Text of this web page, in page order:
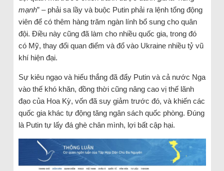
mạnh” – phải sa lầy và buộc Putin phải ra lệnh tổng động
viên để có thêm hàng trăm ngàn lính bổ sung cho quân
đội. Điều này cũng đã làm cho nhiều quốc gia, trong đó
có Mỹ, thay đổi quan điểm và đổ vào Ukraine nhiều tỷ vũ
khí hiện đại.
Sự kiêu ngạo và hiếu thắng đã đẩy Putin và cả nước Nga
vào thế khó khăn, đồng thời cũng nâng cao vị thế lãnh
đạo của Hoa Kỳ, vốn đã suy giảm trước đó, và khiến các
quốc gia khác tự động tăng ngân sách quốc phòng. Đúng
là Putin tự lấy đá ghè chân mình, lợi bất cập hại.